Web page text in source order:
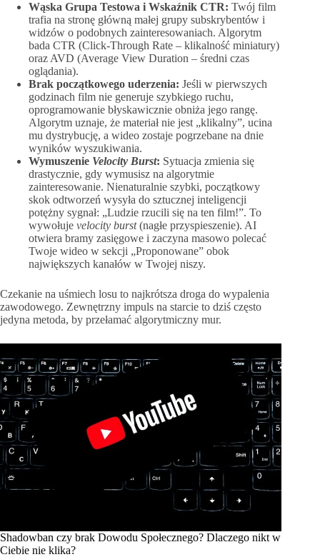
Wąska Grupa Testowa i Wskaźnik CTR: Twój film
trafia na stronę główną małej grupy subskrybentów i
widzów o podobnych zainteresowaniach. Algorytm
bada CTR (Click-Through Rate – klikalność miniatury)
oraz AVD (Average View Duration – średni czas
oglądania).
Brak początkowego uderzenia: Jeśli w pierwszych
godzinach film nie generuje szybkiego ruchu,
oprogramowanie błyskawicznie obniża jego rangę.
Algorytm uznaje, że materiał nie jest „klikalny”, ucina
mu dystrybucję, a wideo zostaje pogrzebane na dnie
wyników wyszukiwania.
Wymuszenie Velocity Burst: Sytuacja zmienia się
drastycznie, gdy wymusisz na algorytmie
zainteresowanie. Nienaturalnie szybki, początkowy
skok odtworzeń wysyła do sztucznej inteligencji
potężny sygnał: „Ludzie rzucili się na ten film!”. To
wywołuje velocity burst(nagłe przyspieszenie). AI
otwiera bramy zasięgowe i zaczyna masowo polecać
Twoje wideo w sekcji „Proponowane” obok
największych kanałów w Twojej niszy.
Czekanie na uśmiech losu to najkrótsza droga do wypalenia
zawodowego. Zewnętrzny impuls na starcie to dziś często
jedyna metoda, by przełamać algorytmiczny mur.
Shadowban czy brak Dowodu Społecznego? Dlaczego nikt w
Ciebie nie klika?